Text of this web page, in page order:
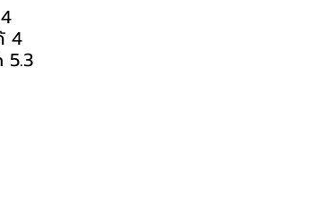
4
5.3